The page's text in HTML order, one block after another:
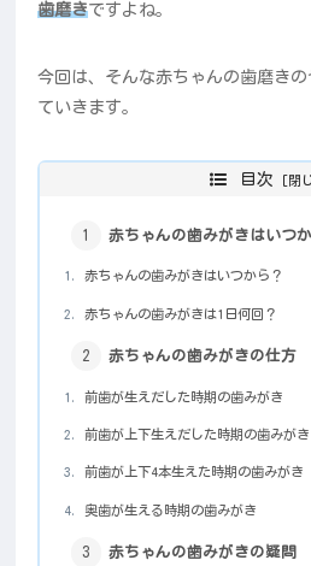
歯磨きですよね。
今回は、そんな赤ちゃんの歯磨き
ていきます。
目次
赤ちゃんの歯みがきはいつ
赤ちゃんの歯みがきはいつから？
赤ちゃんの歯みがきは1日何回？
赤ちゃんの歯みがきの仕方
前歯が生えだした時期の歯みがき
前歯が上下生えだした時期の歯みがき
前歯が上下4本生えた時期の歯みがき
奥歯が生える時期の歯みがき
赤ちゃんの歯みがきの疑問